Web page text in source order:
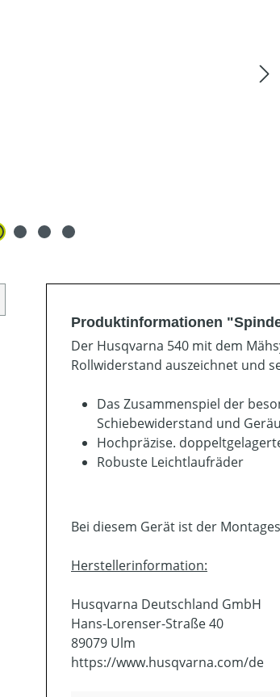
Produktinformationen
Der Husqvarna 540 mit dem
Rollwiderstand auszeichnet und
Das Zusammenspiel der
Schiebewiderstand und
Hochpräzise.
Robuste Leichtlaufräder
Bei diesem Gerät ist der
Herstellerinformation:
Husqvarna Deutschland GmbH
Hans-Lorenser-Straße 40
89079 Ulm
https://www.husqvarna.com/de